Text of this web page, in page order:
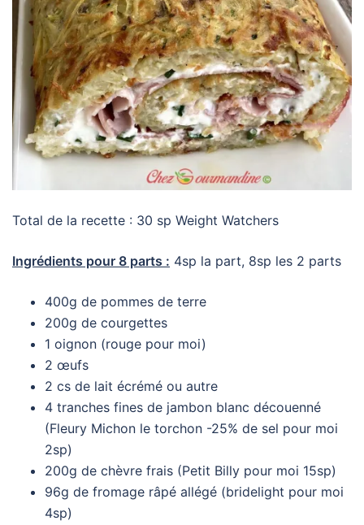
Total de la recette : 30 sp Weight Watchers
Ingrédients pour 8 parts : 4sp la part, 8sp les 2 parts
400g de pommes de terre
200g de courgettes
1 oignon (rouge pour moi)
2 œufs
2 cs de lait écrémé ou autre
4 tranches fines de jambon blanc découenné
(Fleury Michon le torchon -25% de sel pour moi
2sp)
200g de chèvre frais (Petit Billy pour moi 15sp)
96g de fromage râpé allégé (bridelight pour moi
4sp)